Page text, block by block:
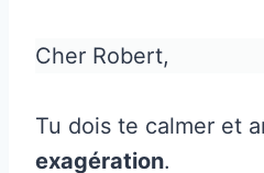
Cher Robert,
Tu dois te calmer et
exagération.